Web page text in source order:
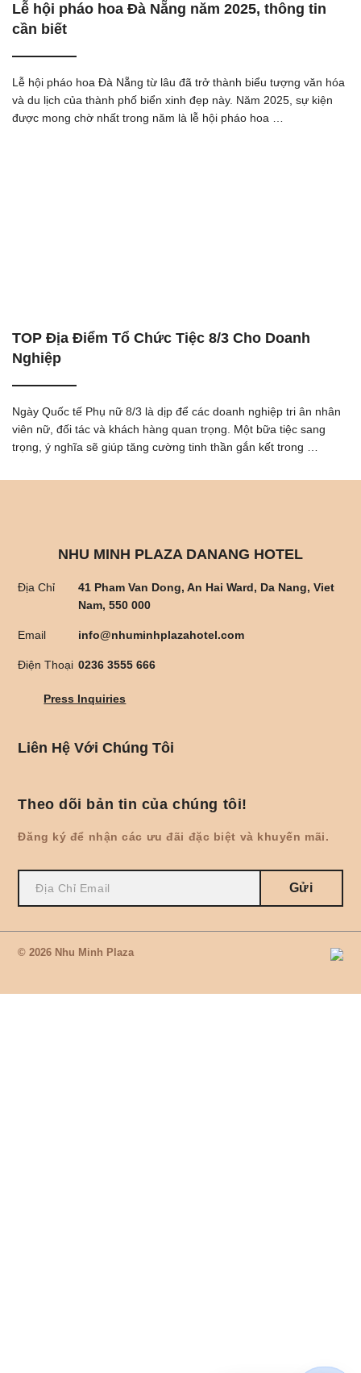
Lễ hội pháo hoa Đà Nẵng năm 2025, thông tin
cần biết
Lễ hội pháo hoa Đà Nẵng từ lâu đã trở thành biểu tượng văn hóa
và du lịch của thành phố biển xinh đẹp này. Năm 2025, sự kiện
được mong chờ nhất trong năm là lễ hội pháo hoa …
TOP Địa Điểm Tổ Chức Tiệc 8/3 Cho Doanh
Nghiệp
Ngày Quốc tế Phụ nữ 8/3 là dịp để các doanh nghiệp tri ân nhân
viên nữ, đối tác và khách hàng quan trọng. Một bữa tiệc sang
trọng, ý nghĩa sẽ giúp tăng cường tinh thần gắn kết trong …
NHU MINH PLAZA DANANG HOTEL
Địa Chỉ
41 Pham Van Dong, An Hai Ward, Da Nang, Viet
Nam, 550 000
Email info@nhuminhplazahotel.com
Điện Thoại 0236 3555 666
Press Inquiries
Liên Hệ Với Chúng Tôi
Theo dõi bản tin của chúng tôi!
Đăng ký để nhận các ưu đãi đặc biệt và khuyến mãi.
Gửi
© 2026 Nhu Minh Plaza